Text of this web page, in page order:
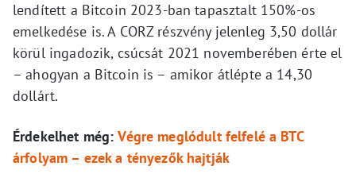
lendített a Bitcoin 2023-ban tapasztalt 150%-os
emelkedése is. A CORZ részvény jelenleg 3,50 dollár
körül ingadozik, csúcsát 2021 novemberében érte el
– ahogyan a Bitcoin is – amikor átlépte a 14,30
dollárt.
Érdekelhet még: Végre meglódult felfelé a BTC
árfolyam – ezek a tényezők hajtják